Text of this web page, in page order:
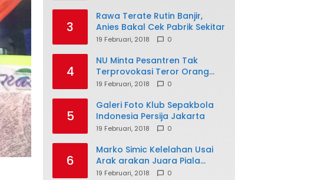
3
Rawa Terate Rutin Banjir,
Anies Bakal Cek Pabrik Sekitar
19 Februari, 2018 0
4
NU Minta Pesantren Tak
Terprovokasi Teror Orang
Gila
19 Februari, 2018 0
5
Galeri Foto Klub Sepakbola
Indonesia Persija Jakarta
19 Februari, 2018 0
6
Marko Simic Kelelahan Usai
Arak arakan Juara Piala
Presiden
19 Februari, 2018 0